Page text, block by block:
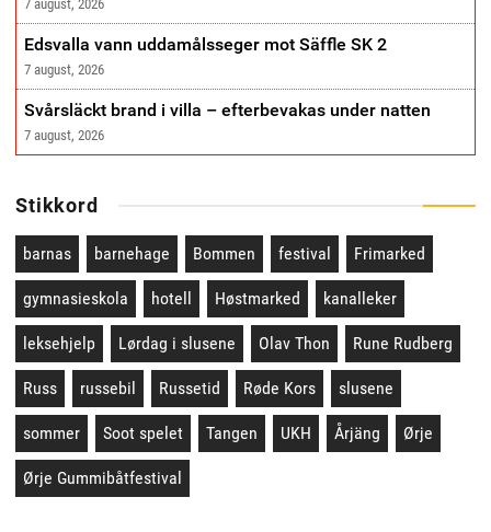
7 august, 2026
Edsvalla vann uddamålsseger mot Säffle SK 2
7 august, 2026
Svårsläckt brand i villa – efterbevakas under natten
7 august, 2026
Stikkord
barnas barnehage Bommen festival Frimarked
gymnasieskola hotell Høstmarked kanalleker
leksehjelp Lørdag i slusene Olav Thon Rune Rudberg
Russ russebil Russetid Røde Kors slusene
sommer Soot spelet Tangen UKH Årjäng Ørje
Ørje Gummibåtfestival